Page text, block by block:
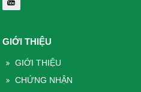
GIỚI THIỆU
GIỚI THIỆU
CHỨNG NHẬN